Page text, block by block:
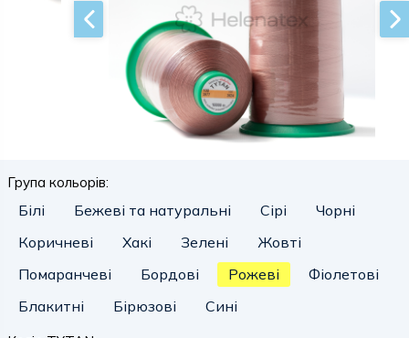
Група кольорів:
Білі Бежеві та натуральні Сірі
Чорні
Коричневі
Хакі Зелені
Жовті
Помаранчеві
Бордові Рожеві
Фіолетові
Блакитні
Бірюзові Сині